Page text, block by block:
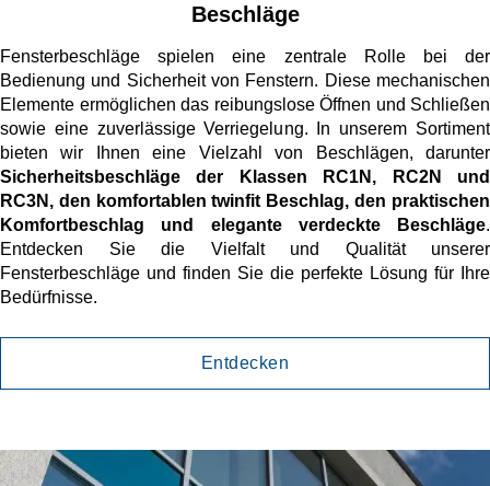
Beschläge
Fensterbeschläge spielen eine zentrale Rolle bei der
Bedienung und Sicherheit von Fenstern. Diese mechanischen
Elemente ermöglichen das reibungslose Öffnen und Schließen
sowie eine zuverlässige Verriegelung. In unserem Sortiment
bieten wir Ihnen eine Vielzahl von Beschlägen, darunter
Sicherheitsbeschläge der Klassen RC1N, RC2N und
RC3N, den komfortablen twinfit Beschlag, den praktischen
Komfortbeschlag und elegante verdeckte Beschläge.
Entdecken Sie die Vielfalt und Qualität unserer
Fensterbeschläge und finden Sie die perfekte Lösung für Ihre
Bedürfnisse.
Entdecken